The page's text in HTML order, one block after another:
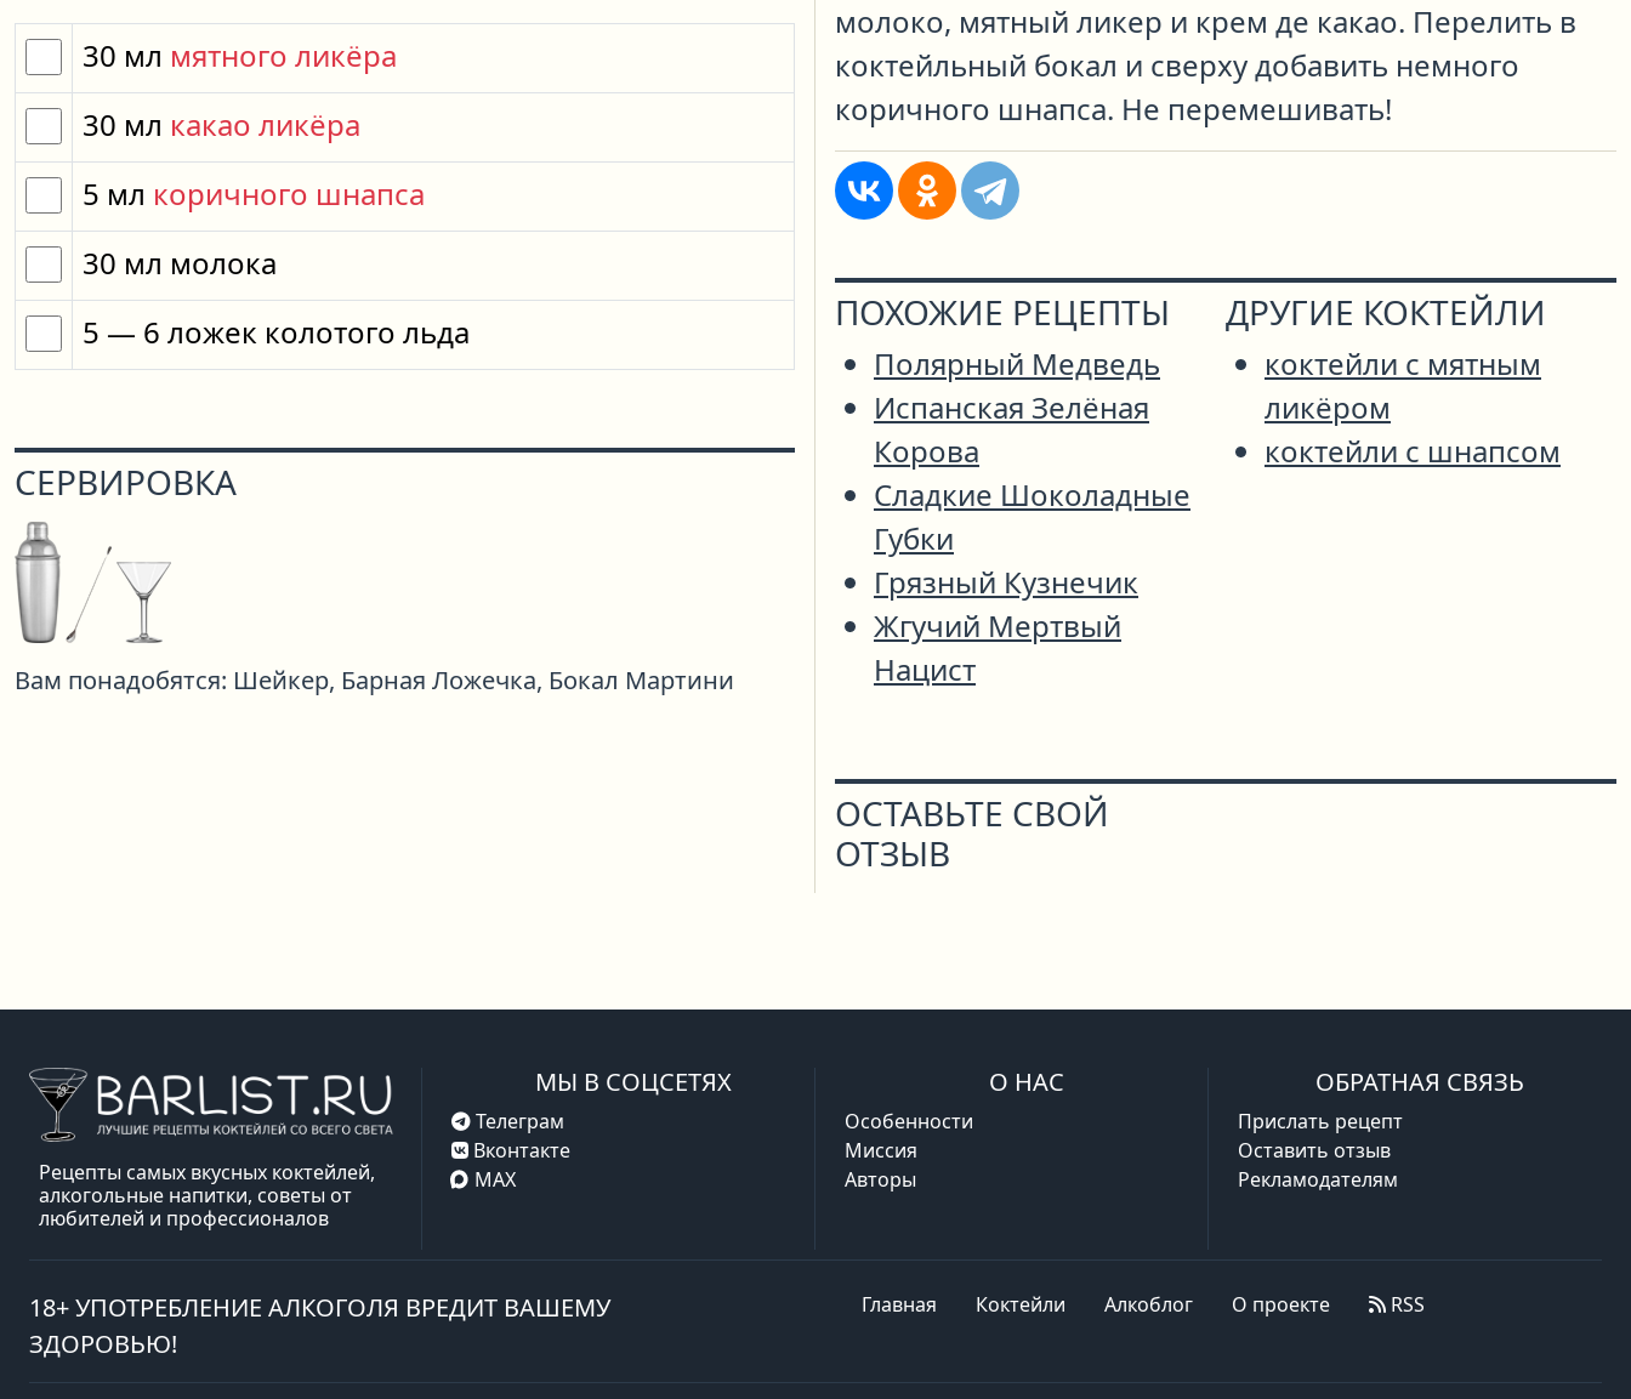
30 мл мятного ликёра
30 мл какао ликёра
5 мл коричного шнапса
30 мл молока
5 — 6 ложек колотого льда
СЕРВИРОВКА
Вам понадобятся: Шейкер, Барная Ложечка, Бокал Мартини
молоко, мятный ликер и крем де какао. Перелить в
коктейльный бокал и сверху добавить немного
коричного шнапса. Не перемешивать!
ПОХОЖИЕ РЕЦЕПТЫ
Полярный Медведь
Испанская Зелёная
Корова
Сладкие Шоколадные
Губки
Грязный Кузнечик
Жгучий Мертвый
Нацист
ДРУГИЕ КОКТЕЙЛИ
коктейли с мятным
ликёром
коктейли с шнапсом
ОСТАВЬТЕ СВОЙ
ОТЗЫВ
Рецепты самых вкусных коктейлей,
алкогольные напитки, советы от
любителей и профессионалов
МЫ В СОЦСЕТЯХ
Телеграм
Вконтакте
MAX
О НАС
Особенности
Миссия
Авторы
ОБРАТНАЯ СВЯЗЬ
Прислать рецепт
Оставить отзыв
Рекламодателям
18+ УПОТРЕБЛЕНИЕ АЛКОГОЛЯ ВРЕДИТ ВАШЕМУ
ЗДОРОВЬЮ!
Главная Коктейли Алкоблог О проекте RSS